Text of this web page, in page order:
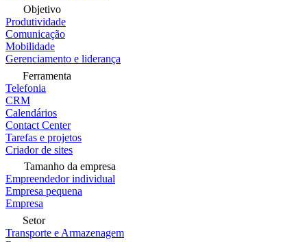
Objetivo
Produtividade
Comunicação
Mobilidade
Gerenciamento e liderança
Ferramenta
Telefonia
CRM
Calendários
Contact Center
Tarefas e projetos
Criador de sites
Tamanho da empresa
Empreendedor individual
Empresa pequena
Empresa
Setor
Transporte e Armazenagem